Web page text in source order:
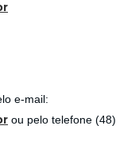
e-mail:
ou pelo telefone (48)